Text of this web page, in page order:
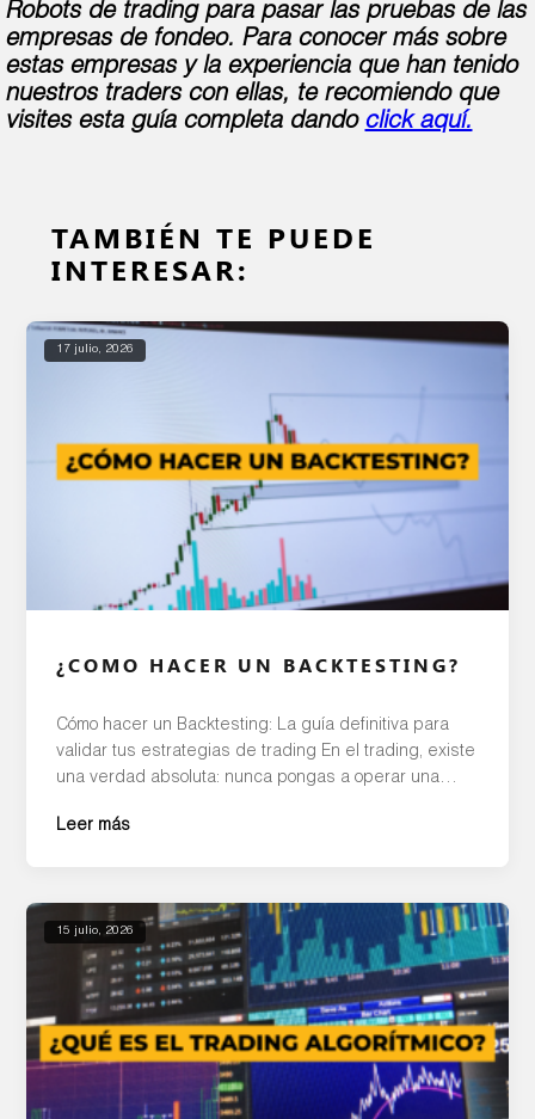
Robots de trading para pasar las pruebas de las
empresas de fondeo. Para conocer más sobre
estas empresas y la experiencia que han tenido
nuestros traders con ellas, te recomiendo que
visites esta guía completa dando click aquí.
TAMBIÉN TE PUEDE
INTERESAR:
17 julio, 2026
¿COMO HACER UN BACKTESTING?
Cómo hacer un Backtesting: La guía definitiva para
validar tus estrategias de trading En el trading, existe
una verdad absoluta: nunca pongas a operar una
probado su eficacia en el pasado. Este proceso de
Leer más
15 julio, 2026